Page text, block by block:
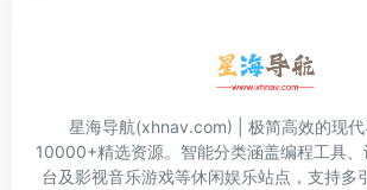
星海导航(xhnav.com) | 极简高效的现
10000+精选资源。智能分类涵盖编程工具
台及影视音乐游戏等休闲娱乐站点，支持多